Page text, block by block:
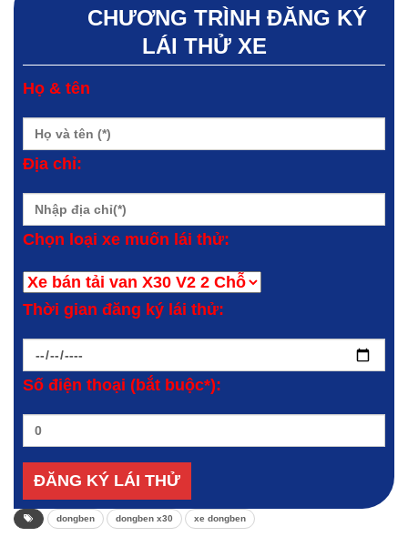
CHƯƠNG TRÌNH ĐĂNG KÝ
LÁI THỬ XE
Họ & tên
Địa chỉ:
Chọn loại xe muốn lái thử:
Thời gian đăng ký lái thử:
Số điện thoại (bắt buộc*):
dongben dongben x30 xe dongben